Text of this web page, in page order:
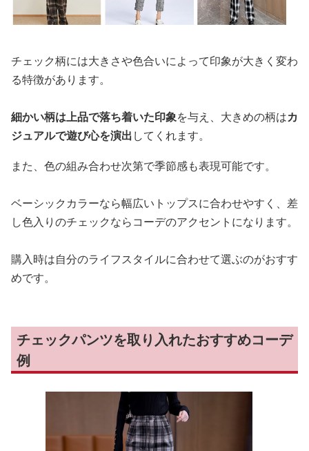
チェック柄には大きさや色合いによって印象が大きく変わ
る特徴があります。
細かい柄は上品で落ち着いた印象を与え、大きめの柄はカ
ジュアルで遊び心を演出してくれます。
また、色の組み合わせ次第で季節感も表現可能です。
ベーシックカラーなら幅広いトップスに合わせやすく、差
し色入りのチェックならコーデのアクセントになります。
購入時は自分のライフスタイルに合わせて選ぶのがおすす
めです。
チェックパンツを取り入れたおすすめコーデ
例